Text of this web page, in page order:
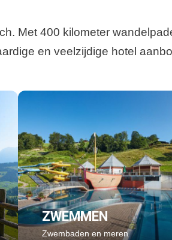
Met 400 kilometer
en veelzijdige hotel
ZWEMMEN
Zwembaden en meren